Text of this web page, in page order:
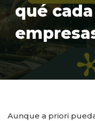
qué
Aunque a priori